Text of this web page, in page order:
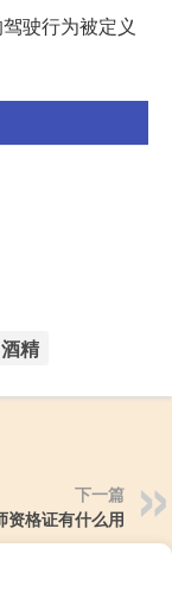
驶行为被定义
酒精
下一篇
资格证有什么用